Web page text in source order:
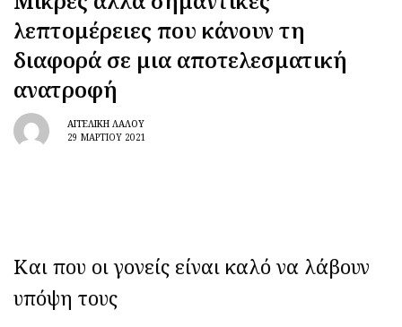
λεπτομέρειες που κάνουν τη
διαφορά σε μια αποτελεσματική
ανατροφή
ΑΓΓΕΛΙΚΉ ΛΆΛΟΥ
29 ΜΑΡΤΊΟΥ 2021
Και που οι γονείς είναι καλό να λάβουν
υπόψη τους